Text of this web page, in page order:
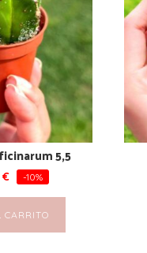
5,5
€ -10%
CARRITO